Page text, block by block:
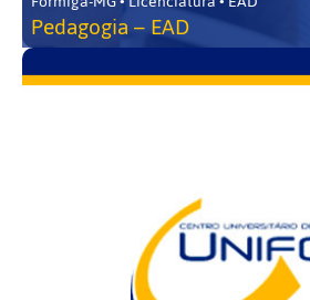
Pedagogia – EAD